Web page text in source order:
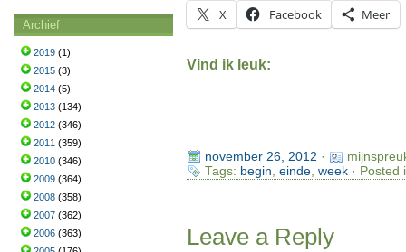
X Facebook Meer
Vind ik leuk:
november 26, 2012 ·
Tags: begin einde, week· Posted
Leave a Reply
Archief
2019 (1)
2015 (3)
2014 (5)
2013 (134)
2012 (346)
2011 (359)
2010 (346)
2009 (364)
2008 (358)
2007 (362)
2006 (363)